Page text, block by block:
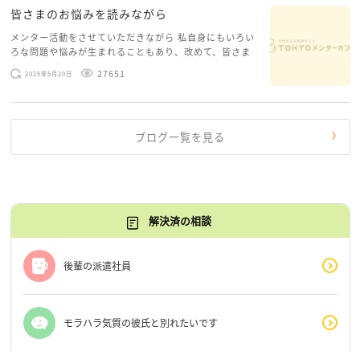
皆さまのお悩みを読みながら
メンター活動をさせていただきながら 私自身にもいろい
ろな問題や悩みが生まれることもあり、改めて、皆さま
のお悩みを読みながら 「みんな、もがいてる。わたし
だけじゃないんだな」と、逆に励まされるような日々で
2025年5月20日 27651
ブログ一覧を見る
解決済の相談
後輩の派遣社員
モラハラ気質の彼氏と別れたいです